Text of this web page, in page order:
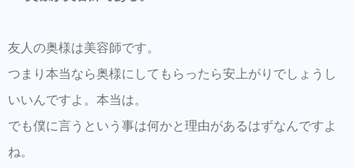
友人の奥様は美容師です。
つまり本当なら奥様にしてもらったら安上がりでしょうし
いいんですよ。本当は。
でも僕に言うという事は何かと理由があるはずなんですよ
ね。